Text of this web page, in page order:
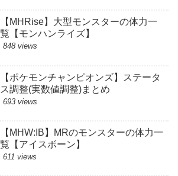
【MHRise】大型モンスターの体力一
覧【モンハンライズ】
848 views
【ポケモンチャンピオンズ】ステータ
ス調整(実数値調整)まとめ
693 views
【MHW:IB】MRのモンスターの体力一
覧【アイスボーン】
611 views